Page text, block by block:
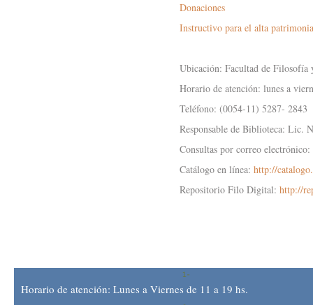
Donaciones
Instructivo para el alta
Ubicación: Facultad de
Horario de atención: lunes a
Teléfono: (0054-11) 5287- 2843
Responsable de Biblioteca: Lic.
Consultas por correo electrónico:
Catálogo en línea: http://
Repositorio Filo Digital: http://
Horario de atención: Lunes a Viernes de 11 a 19 hs.